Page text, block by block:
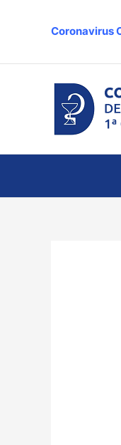
Coronavirus